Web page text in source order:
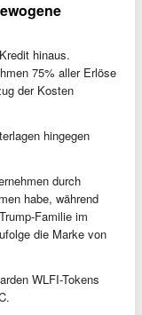
hinaus.
75% aller Erlöse
der Kosten
hingegen
durch
habe, während
Familie im
die Marke von
WLFI-Tokens